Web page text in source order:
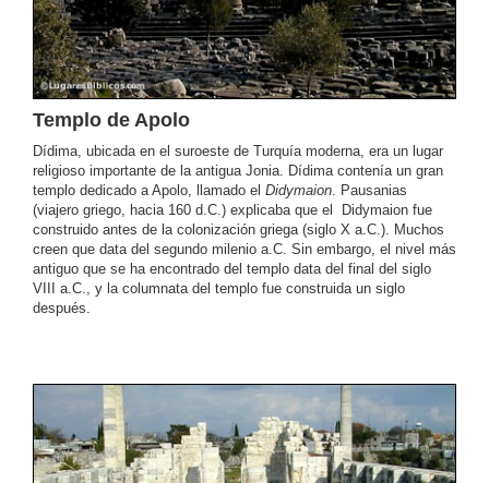
Templo de Apolo
Dídima, ubicada en el suroeste de Turquía moderna, era un lugar
religioso importante de la antigua Jonia. Dídima contenía un gran
templo dedicado a Apolo, llamado el Didymaion . Pausanias
(viajero griego, hacia 160 d.C.) explicaba que el Didymaion fue
construido antes de la colonización griega (siglo X a.C.). Muchos
creen que data del segundo milenio a.C. Sin embargo, el nivel más
antiguo que se ha encontrado del templo data del final del siglo
VIII a.C., y la columnata del templo fue construida un siglo
después.